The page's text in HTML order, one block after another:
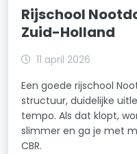
Rijschool
Zuid-Holland
11 april 2026
Een goede rijschool
structuur, duidelijke
tempo. Als dat klopt,
slimmer en ga je met
CBR.